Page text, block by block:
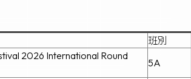
班別
2026 International Round
5A